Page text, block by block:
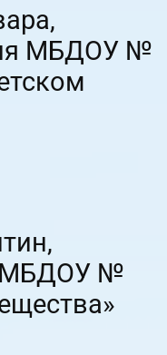
МБДОУ №
МБДОУ №